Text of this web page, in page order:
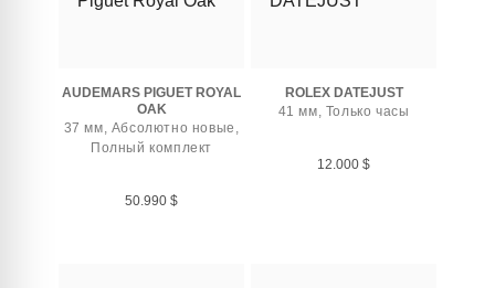
AUDEMARS PIGUET ROYAL
OAK
37 мм, Абсолютно новые,
Полный комплект
50.990 $
ROLEX DATEJUST
41 мм, Только часы
12.000 $